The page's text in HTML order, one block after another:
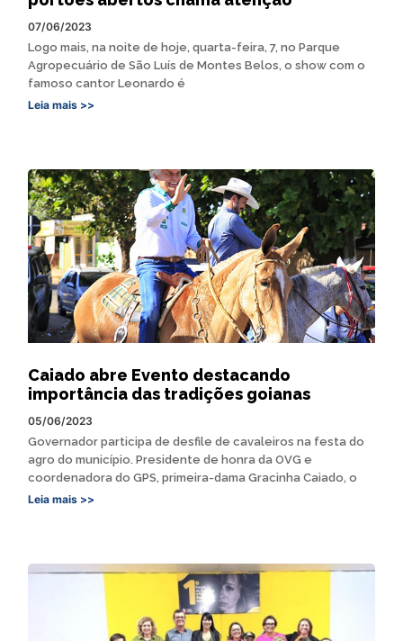
07/06/2023
Logo mais, na noite de hoje, quarta-feira, 7, no Parque
Agropecuário de São Luís de Montes Belos, o show com o
famoso cantor Leonardo é
Leia mais >>
Caiado abre Evento destacando
importância das tradições goianas
05/06/2023
Governador participa de desfile de cavaleiros na festa do
agro do município. Presidente de honra da OVG e
coordenadora do GPS, primeira-dama Gracinha Caiado, o
Leia mais >>